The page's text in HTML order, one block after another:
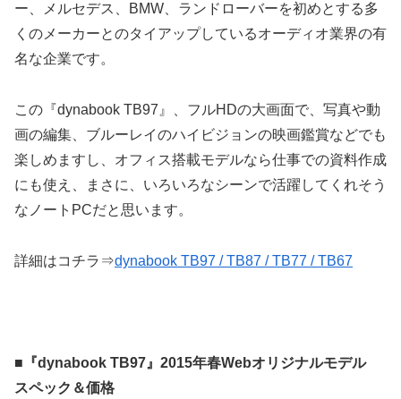
ー、メルセデス、BMW、ランドローバーを初めとする多
くのメーカーとのタイアップしているオーディオ業界の有
名な企業です。
この『dynabook TB97』、フルHDの大画面で、写真や動
画の編集、ブルーレイのハイビジョンの映画鑑賞などでも
楽しめますし、オフィス搭載モデルなら仕事での資料作成
にも使え、まさに、いろいろなシーンで活躍してくれそう
なノートPCだと思います。
詳細はコチラ⇒dynabook TB97 / TB87 / TB77 / TB67
■『dynabook TB97』2015年春Webオリジナルモデル
スペック＆価格